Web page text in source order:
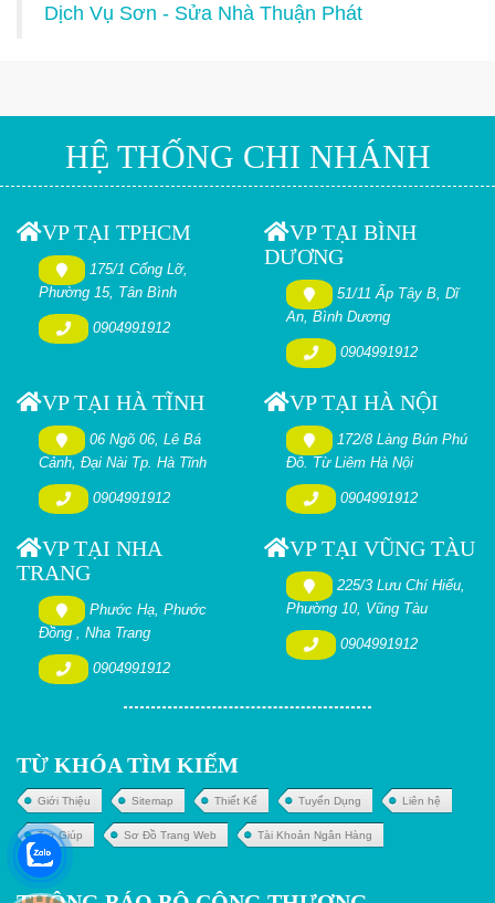
Dịch Vụ Sơn - Sửa Nhà Thuận Phát
HỆ THỐNG CHI NHÁNH
VP TẠI TPHCM
175/1 Cống Lỡ,
Phường 15, Tân Bình
0904991912
VP TẠI BÌNH
DƯƠNG
51/11 Ấp Tây B, Dĩ
An, Bình Dương
0904991912
VP TẠI HÀ TĨNH
06 Ngõ 06, Lê Bá
Cảnh, Đại Nài Tp. Hà Tĩnh
0904991912
VP TẠI HÀ NỘI
172/8 Làng Bún Phú
Đô. Từ Liêm Hà Nội
0904991912
VP TẠI NHA
TRANG
Phước Hạ, Phước
Đồng , Nha Trang
0904991912
VP TẠI VŨNG TÀU
225/3 Lưu Chí Hiếu,
Phường 10, Vũng Tàu
0904991912
TỪ KHÓA TÌM KIẾM
Giới Thiệu Sitemap Thiết Kế Tuyển Dụng Liên hệ
Trợ Giúp Sơ Đồ Trang Web Tài Khoản Ngân Hàng